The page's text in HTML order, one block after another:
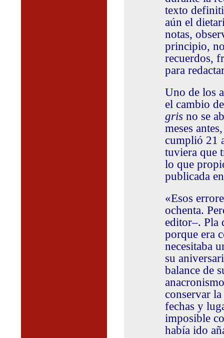
texto
aún el
notas,
principio,
recuerdos,
para
Uno de los
el cambio
gris no se
meses
cumplió 21
tuviera que
lo que
publicada
«Esos
ochenta.
editor–. Pla
porque era
necesitaba
su
balance de
conservar
fechas y
imposible
había ido